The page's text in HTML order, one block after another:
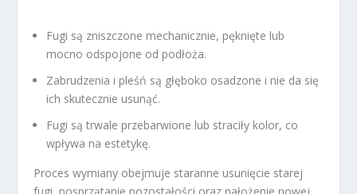
Fugi są zniszczone mechanicznie, pęknięte lub
mocno odspojone od podłoża.
Zabrudzenia i pleśń są głęboko osadzone i nie da się
ich skutecznie usunąć.
Fugi są trwale przebarwione lub straciły kolor, co
wpływa na estetykę.
Proces wymiany obejmuje staranne usunięcie starej
fugi, posprzątanie pozostałości oraz nałożenie nowej